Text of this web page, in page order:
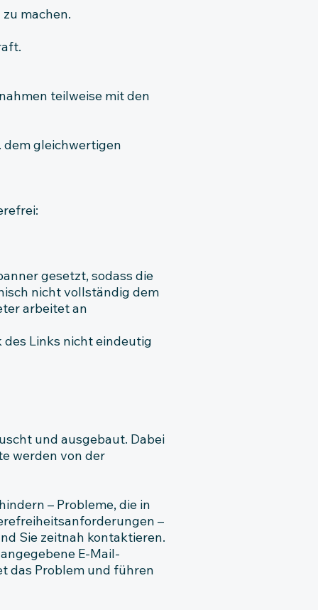
machen.
teilweise mit den
dem gleichwertigen
gesetzt, sodass die
nicht vollständig dem
arbeitet an
Links nicht eindeutig
und ausgebaut. Dabei
werden von der
– Probleme, die in
–
Sie zeitnah kontaktieren.
E-Mail-
das Problem und führen